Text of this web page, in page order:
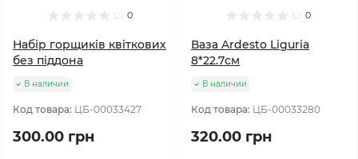
0
Набір горщиків квіткових
без піддона
В наличии
Код товара: ЦБ-00033427
300.00 грн
0
Ваза Ardesto Liguria
8*22.7см
В наличии
Код товара: ЦБ-00033280
320.00 грн